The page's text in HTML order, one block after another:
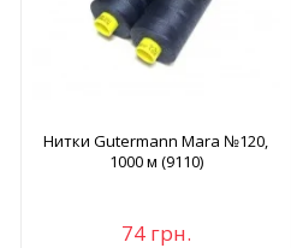
Нитки Gutermann Mara №120,
1000 м (9110)
74 грн.